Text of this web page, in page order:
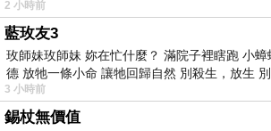
2 小時前
藍玫友3
玫師妹玫師妹 妳在忙什麼？ 滿院子裡瞎跑 小
德 放牠一條小命 讓牠回歸自然 別殺生，放生
3 小時前
錫杖無價值